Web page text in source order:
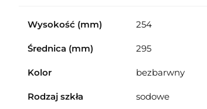
Wysokość (mm) 254
Średnica (mm) 295
Kolor bezbarwny
Rodzaj szkła sodowe